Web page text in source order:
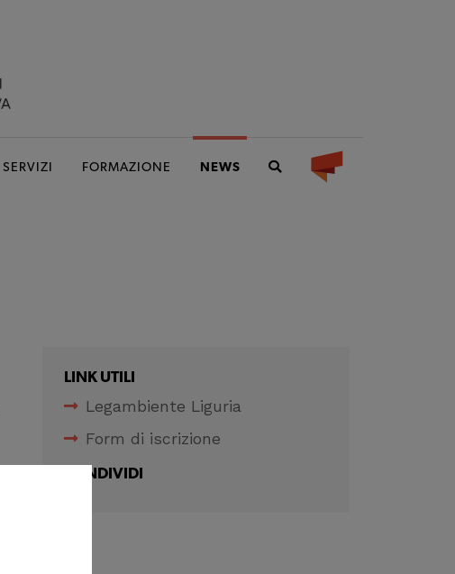
SERVIZI FORMAZIONE NEWS
LINK UTILI
Legambiente Liguria
Form di iscrizione
CONDIVIDI